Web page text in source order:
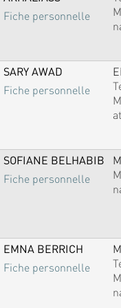
Fiche personnelle
SARY AWAD
Fiche personnelle
SOFIANE BELHABIB
Fiche personnelle
EMNA BERRICH
Fiche personnelle